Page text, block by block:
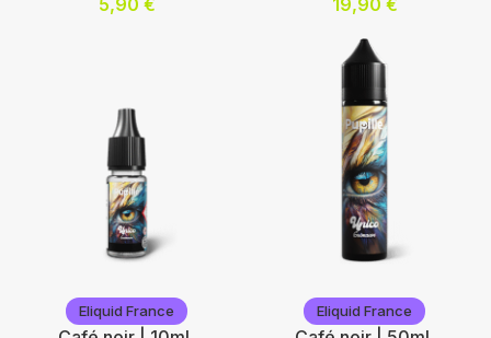
Nicotine (mg/mL) :
Choix des options
Ajouter au panier
5,90 €
Vap'Station
19,90 €
Vap'Station
Eliquid France Eliquid France